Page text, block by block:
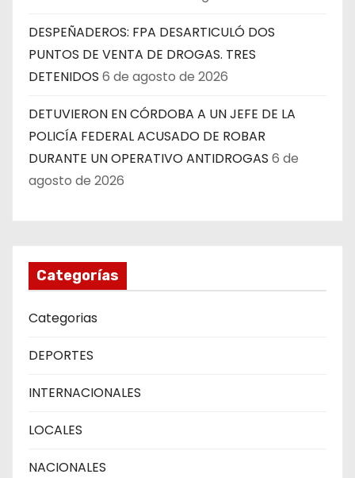
DESPEÑADEROS: FPA DESARTICULÓ DOS
PUNTOS DE VENTA DE DROGAS. TRES
DETENIDOS 6 de agosto de 2026
DETUVIERON EN CÓRDOBA A UN JEFE DE LA
POLICÍA FEDERAL ACUSADO DE ROBAR
DURANTE UN OPERATIVO ANTIDROGAS 6 de
agosto de 2026
Categorías
Categorias
DEPORTES
INTERNACIONALES
LOCALES
NACIONALES